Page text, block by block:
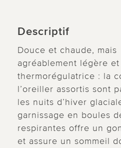
Descriptif
Douce et chaude, mais
agréablement légère et
thermorégulatrice : la
l’oreiller assortis sont
les nuits d’hiver
garnissage en boules
respirantes offre un
et assure un sommeil